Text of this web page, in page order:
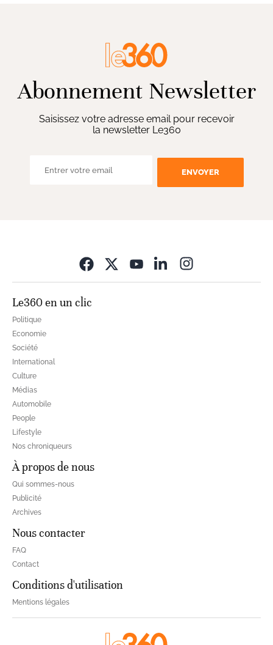
Abonnement Newsletter
Saisissez votre adresse email pour recevoir
la newsletter Le360
ENVOYER
Le360 en un clic
Politique
Economie
Société
International
Culture
Médias
Automobile
People
Lifestyle
Nos chroniqueurs
À propos de nous
Qui sommes-nous
Publicité
Archives
Nous contacter
FAQ
Contact
Conditions d'utilisation
Mentions légales